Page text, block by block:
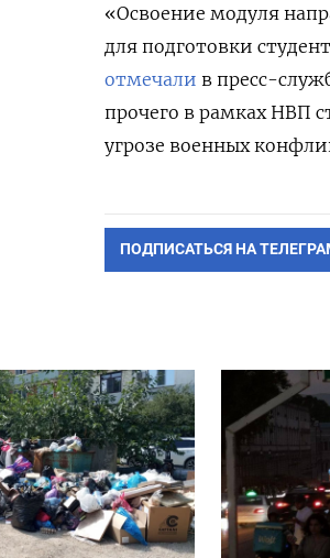
«Освоение модуля
для подготовки
отмечали в пресс-
прочего в рамках НВП
угрозе военных
ПОДПИСАТЬСЯ НА